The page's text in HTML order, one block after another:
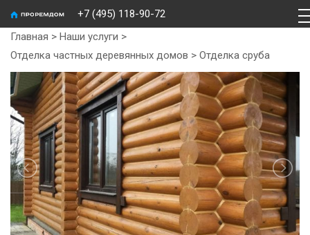
+7 (495) 118-90-72
Главная > Наши услуги >
Отделка частных деревянных домов > Отделка сруба